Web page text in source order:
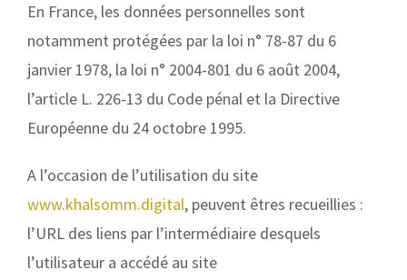
En France, les données personnelles sont
notamment protégées par la loi n° 78-87 du 6
janvier 1978, la loi n° 2004-801 du 6 août 2004,
l’article L. 226-13 du Code pénal et la Directive
Européenne du 24 octobre 1995.
A l’occasion de l’utilisation du site
www.khalsomm.digital, peuvent êtres recueillies :
l’URL des liens par l’intermédiaire desquels
l’utilisateur a accédé au site